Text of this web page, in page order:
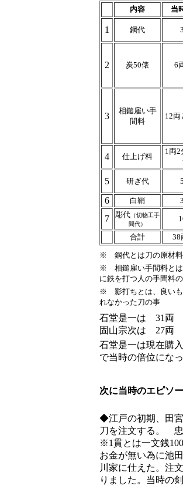
内容 当
1 鋼代
2 炭50俵 6
3
相鎚雇い手
間料
12両
4 仕上げ料
1両2
5 研ぎ代
6 白鞘
7 彫代 （切物工手
間代）
合計 38
※ 鋼代とは刀の原材料
※ 相鎚雇い手間料と
に鉄を打つ人の手間料の
※ 影打ちとは、良い
れなかった刀の事
石堂是一は 31両
固山宗次は 27両
石堂是一は現在購
で当時の倍位にな
次に当時のエピソ
◆江戸の初期、田
刀を注文する。 忠
※1貫とは一文銭
お金が無い為に池
川家に仕えた。注
りました。当時の